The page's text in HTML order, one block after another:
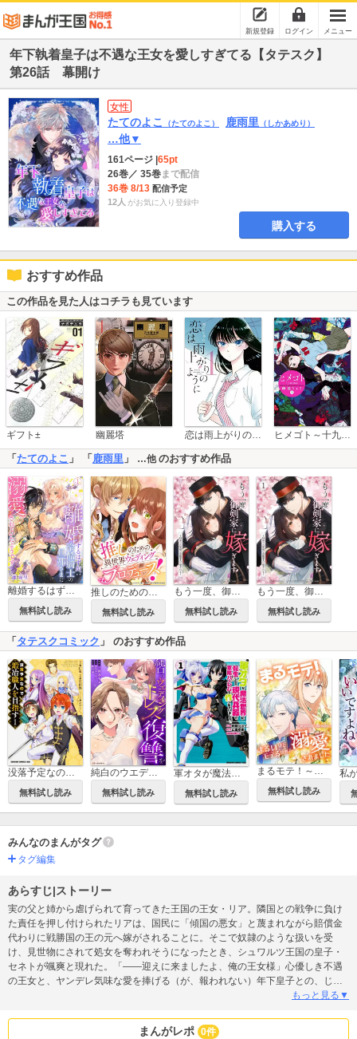
新規登録 ログイン メニュー
年下執着皇子は不遇な王女を愛しすぎてる【タテスク】
第26話 幕開け
女性
たてのよこ （たてのよこ） 鹿雨里 （しかあめり）
…他▼
161ページ 65pt
26巻／ 35巻まで配信
36巻 8/13 配信予定
12人 がお気に入り登録中
購入する
おすすめ作品
この作品を見た人はコチラも見ています
ギフト± 幽麗塔 恋は雨上がりのように ヒメゴト～十九歳の制服～
「 たてのよこ 」 「 鹿雨里 」 …他のおすすめ作品
離婚するはずが、冷酷騎士の旦那さまに溺愛されていたようです
無料試し読み
推しのための異世界ウェディングプロデュース！【タテスク】
無料試し読み 無料試し読み 無料試し読み
「 タテスクコミック 」 のおすすめ作品
没落予定なので、鍛冶職人を目指す【タテスク】
無料試し読み
純白のウエディングドレスで復讐を【タテスク】
無料試し読み
軍オタが魔法世界に転生したら、現代兵器で軍隊ハーレムを作っちゃいました!?【タテスク】
無料試し読み
まるモテ！～まるいほどモテる世界で溺愛されました～【タテスク】
無料試し読み
みんなのまんがタグ
タグ編集
あらすじ|ストーリー
実の父と姉から虐げられて育ってきた王国の王女・リア。隣国との戦争に負け
た責任を押し付けられたリアは、国民に「傾国の悪女」と蔑まれながら賠償金
代わりに戦勝国の王の元へ嫁がされることに。そこで奴隷のような扱いを受
け、見世物にされて処女を奪われそうになったとき、シュワルツ王国の皇子・
セネトが颯爽と現れた。「――迎えに来ましたよ、俺の王女様」心優しき不遇
の王女と、ヤンデレ気味な愛を捧げる（が、報われない）年下皇子との、じれ
もっと見る▼
まんがレポ 0件